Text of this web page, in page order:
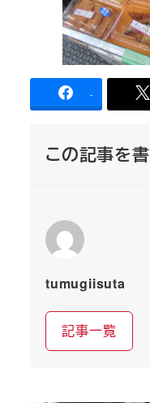
-
この記事を
tumugiisuta
記事一覧